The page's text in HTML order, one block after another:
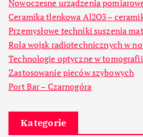
Nowoczesne urządzenia
Ceramika tlenkowa Al2O3 –
Przemysłowe techniki suszenia
Rola wojsk radiotechnicznych w
Technologie optyczne w tomografii
Zastosowanie pieców szybowych
Port Bar – Czarnogóra
Kategorie